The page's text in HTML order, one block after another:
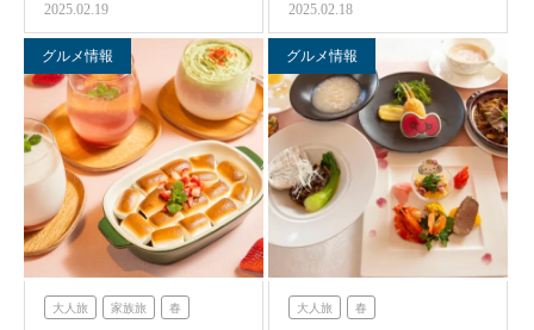
2025.02.19 2025.02.18
グルメ情報
大人旅 家族旅 春
グルメ情報
大人旅 春